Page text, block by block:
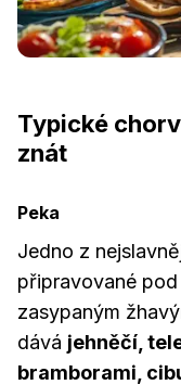
Typické
znát
Peka
Jedno z
připravované
zasypaným
dává jehněčí,
bramborami,